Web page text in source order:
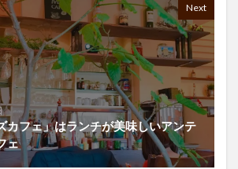
Next
カフェ」はランチが美味しいアンテ
ェ